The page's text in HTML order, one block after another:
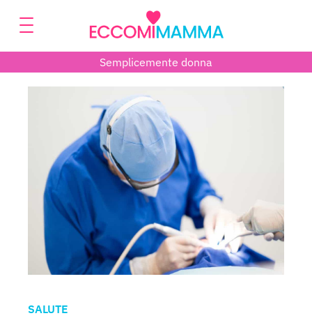
Semplicemente donna
SALUTE